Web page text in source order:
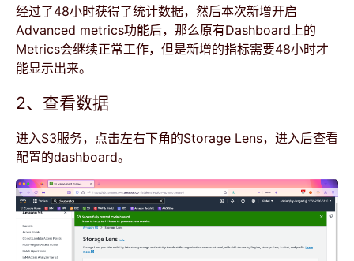
经过了48小时获得了统计数据，然后本次新增开启
Advanced metrics功能后，那么原有Dashboard上的
Metrics会继续正常工作，但是新增的指标需要48小时才
能显示出来。
2、查看数据
进入S3服务，点击左右下角的Storage Lens，进入后查看
配置的dashboard。